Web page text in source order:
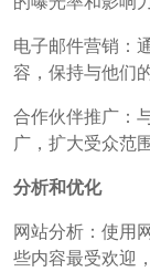
电子邮件营销：
容，保持与他们
合作伙伴推广：
广，扩大受众范围
分析和优化
网站分析：使用
些内容最受欢迎